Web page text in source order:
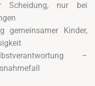
Scheidung, nur bei
gemeinsamer Kinder,
–